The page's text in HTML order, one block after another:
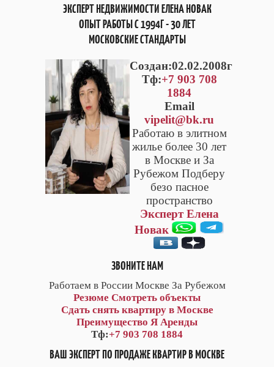
ЭКСПЕРТ НЕДВИЖИМОСТИ ЕЛЕНА НОВАК
ОПЫТ РАБОТЫ С 1994Г - 30 ЛЕТ
МОСКОВСКИЕ СТАНДАРТЫ
Cоздан:02.02.2008г
Тф:+7 903 708
1884
Email
vipelit@bk.ru
Работаю в элитном
жилье более 30 лет
в Москве и За
Рубежом Подберу
безо пасное
пространство
Эксперт Елена
Новак
ЗВОНИТЕ НАМ
Работаем в России Москве За Рубежом
Резюме Смотреть объекты
Сдать снять квартиру в Москве
Преимущество Я Аренды
Тф:+7 903 708 1884
ВАШ ЭКСПЕРТ ПО ПРОДАЖЕ КВАРТИР В МОСКВЕ